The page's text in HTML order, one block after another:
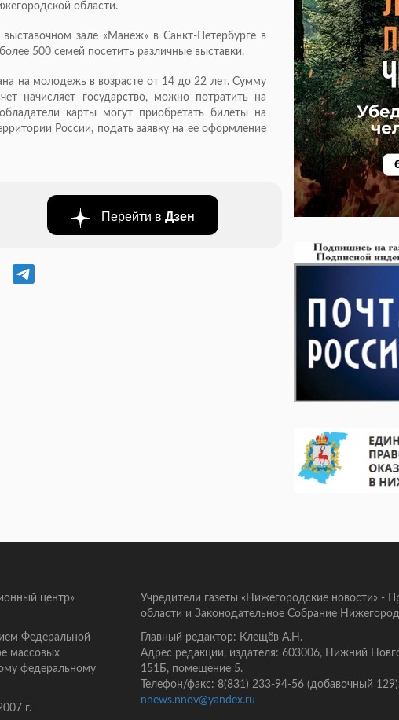
области.
зале «Манеж» в Санкт-Петербурге в
500 семей посетить различные выставки.
на молодежь в возрасте от 14 до 22 лет. Сумму
начисляет государство, можно потратить на
карты могут приобретать билеты на
России, подать заявку на ее оформление
Перейти в Дзен
центр»
Федеральной
массовых
федеральному
г.
Учредители газеты «Нижегородские новости» -
области и Законодательное Собрание
Главный редактор: Клещёв А.Н.
Адрес редакции, издателя: 603006, Нижний
151Б, помещение 5.
Телефон/факс: 8(831) 233-94-56 (добавочный
nnews.nnov@yandex.ru